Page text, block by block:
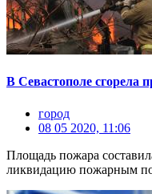
В Севастополе сгорела
город
08 05 2020, 11:06
Площадь пожара
ликвидацию пожарным